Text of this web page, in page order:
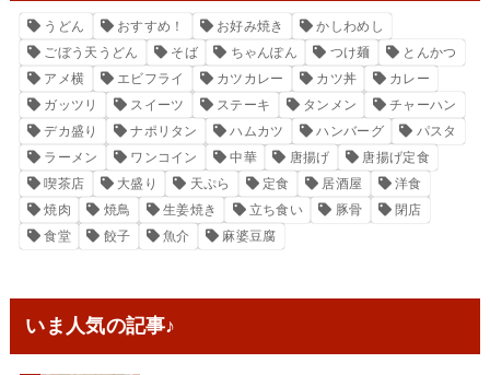
うどん おすすめ！ お好み焼き
かしわめし
ごぼう天うどん
そば ちゃんぽん つけ麺
とんかつ
アメ横
エビフライ カツカレー カツ丼
カレー
ガッツリ
スイーツ ステーキ タンメン
チャーハン
デカ盛り
ナポリタン ハムカツ ハンバーグ
パスタ
ラーメン
ワンコイン 中華 唐揚げ
唐揚げ定食
喫茶店
大盛り 天ぷら 定食 居酒屋
洋食
焼肉
焼鳥 生姜焼き 立ち食い 豚骨
閉店
食堂
餃子 魚介 麻婆豆腐
いま人気の記事♪